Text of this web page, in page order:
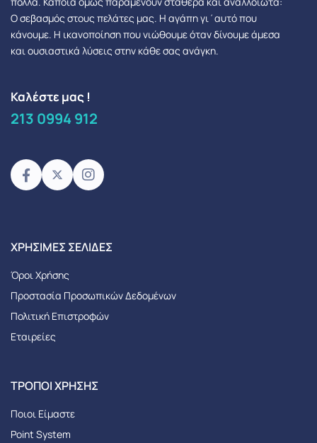
Ο σεβασμός στους πελάτες μας. Η αγάπη γι΄αυτό που
κάνουμε. Η ικανοποίηση που νιώθουμε όταν δίνουμε άμεσα
και ουσιαστικά λύσεις στην κάθε σας ανάγκη.
Καλέστε μας !
213 0994 912
XΡΉΣΙΜΕΣ ΣΕΛΊΔΕΣ
Όροι Χρήσης
Προστασία Προσωπικών Δεδομένων
Πολιτική Επιστροφών
Εταιρείες
ΤΡΌΠΟΙ ΧΡΉΣΗΣ
Ποιοι Είμαστε
Point System